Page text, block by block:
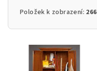
Položek k zobrazení: 266